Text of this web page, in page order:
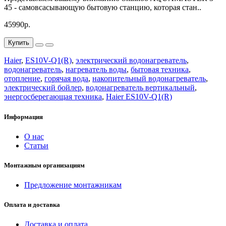
себя и своих близких комфортом и теплом каждый день!
45 - самовсасывающую бытовую станцию, которая стан..
45990р.
Купить
Haier, ES10V-Q1(R), электрический водонагреватель,
водонагреватель, нагреватель воды, бытовая техника,
отопление, горячая вода, накопительный водонагреватель,
электрический бойлер, водонагреватель вертикальный,
энергосберегающая техника, Haier ES10V-Q1(R)
Информация
О нас
Статьи
Монтажным организациям
Предложение монтажникам
Оплата и доставка